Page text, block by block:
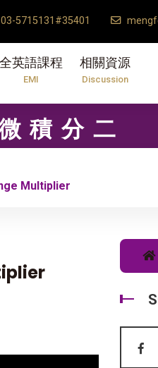
03-5715131#35401
全英語課程
EMI
相關資源
Discussion
積分二
Multiplier